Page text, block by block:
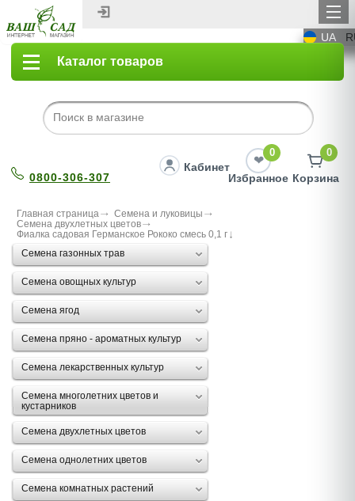
UA
Каталог товаров
0800-306-307
Кабинет
0
Избранное
0
Корзина
Главная страница
Семена и луковицы
Семена двухлетных цветов
Фиалка садовая Германское Рококо смесь 0,1 г
Семена газонных трав
Семена овощных культур
Семена ягод
Семена пряно - ароматных культур
Семена лекарственных культур
Семена многолетних цветов и
кустарников
Семена двухлетных цветов
Семена однолетних цветов
Семена комнатных растений